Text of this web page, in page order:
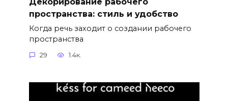
пространства: стиль и удобство
Когда речь заходит о создании рабочего
пространства
29 1.4к.